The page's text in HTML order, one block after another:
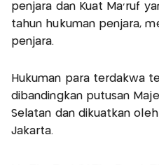
penjara dan Kuat Ma'ruf
tahun hukuman penjara,
penjara.
Hukuman para terdakwa
dibandingkan putusan
Selatan dan dikuatkan oleh
Jakarta.